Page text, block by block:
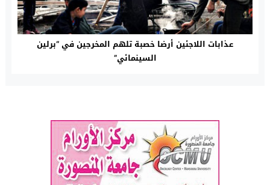
عذابات اللاجئين أرضا خصبة تلهم المخرجين في “برلين
السينمائي”